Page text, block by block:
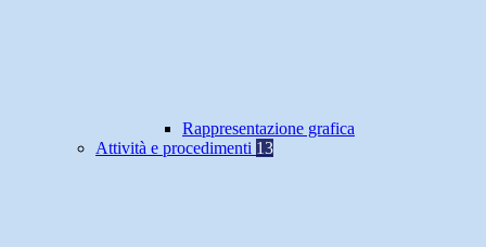
Rappresentazione grafica
Attività e procedimenti 13